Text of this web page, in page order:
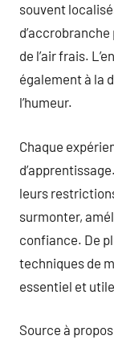
souvent
de l’air frais.
également à la
l’humeur.
Chaque
leurs
surmonter,
confiance. De
techniques de
essentiel et
Source à